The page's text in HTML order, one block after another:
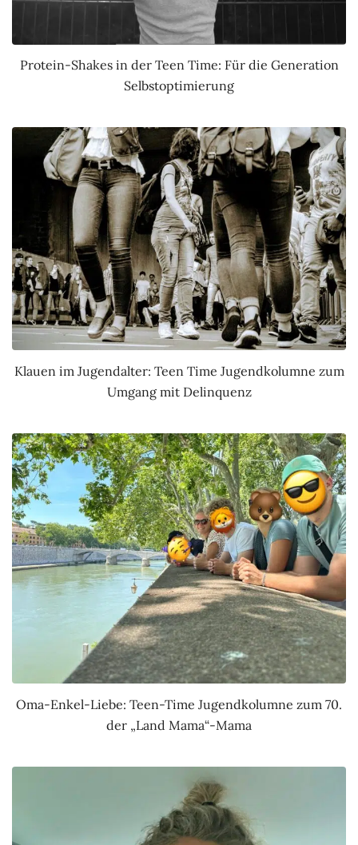
Protein-Shakes in der Teen Time: Für die Generation
Selbstoptimierung
Klauen im Jugendalter: Teen Time Jugendkolumne zum
Umgang mit Delinquenz
Oma-Enkel-Liebe: Teen-Time Jugendkolumne zum 70.
der „Land Mama“-Mama